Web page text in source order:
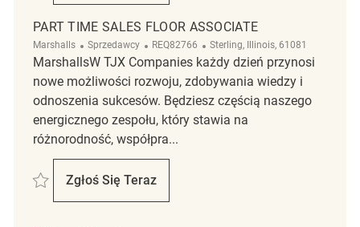
PART TIME SALES FLOOR ASSOCIATE
Marshalls Kategoria
Sprzedawcy ReqId
REQ82766 Lokalizacja
Sterling, Illinois, 61081
MarshallsW TJX Companies każdy dzień przynosi
nowe możliwości rozwoju, zdobywania wiedzy i
odnoszenia sukcesów. Będziesz częścią naszego
energicznego zespołu, który stawia na
różnorodność, współpra...
Zapisać Part time Sales floor Associate REQ82766
Zgłoś Się Teraz
Part Time Sales Floor Associate